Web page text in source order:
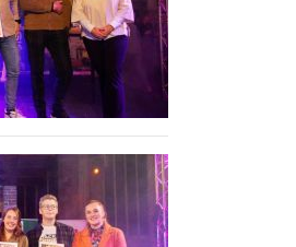
- Royal FloraHolland